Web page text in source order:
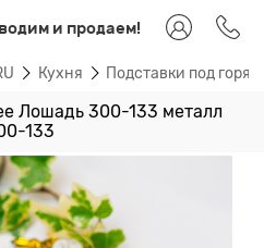
и продаем!
Кухня Подставки под
Лошадь 300-133 металл
133